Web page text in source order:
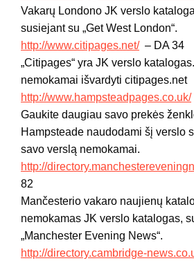
Vakarų Londono JK verslo
susiejant su „Get West London“.
http://www.citipages.net/– DA 34
„Citipages“ yra JK verslo
nemokamai išvardyti citipages.net
http://www.hampsteadpages.co.uk/
Gaukite daugiau savo prekės
Hampsteade naudodami šį verslo
savo verslą nemokamai.
http://
82
Mančesterio vakaro naujienų
nemokamas JK verslo katalogas,
„Manchester Evening News“.
http://directory.cambridge-